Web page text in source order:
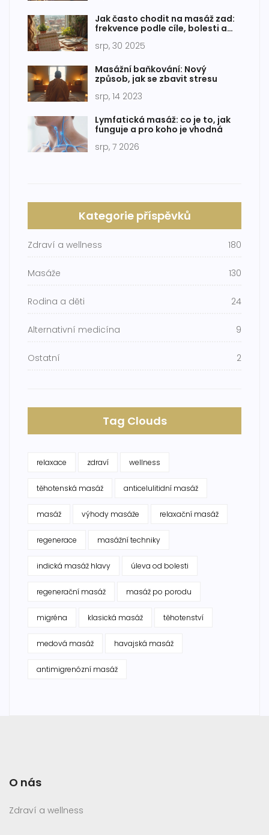
Jak často chodit na masáž zad:
frekvence podle cíle, bolesti a
srp, 30 2025
Masážní baňkování: Nový
způsob, jak se zbavit stresu
srp, 14 2023
Lymfatická masáž: co je to, jak
funguje a pro koho je vhodná
srp, 7 2026
Kategorie příspěvků
Zdraví a wellness 180
Masáže 130
Rodina a děti 24
Alternativní medicína 9
Ostatní 2
Tag Clouds
relaxace zdraví wellness
těhotenská masáž anticelulitidní masáž
masáž výhody masáže relaxační masáž
regenerace masážní techniky
indická masáž hlavy úleva od bolesti
regenerační masáž masáž po porodu
migréna klasická masáž těhotenství
medová masáž havajská masáž
antimigrenózní masáž
O nás
Zdraví a wellness